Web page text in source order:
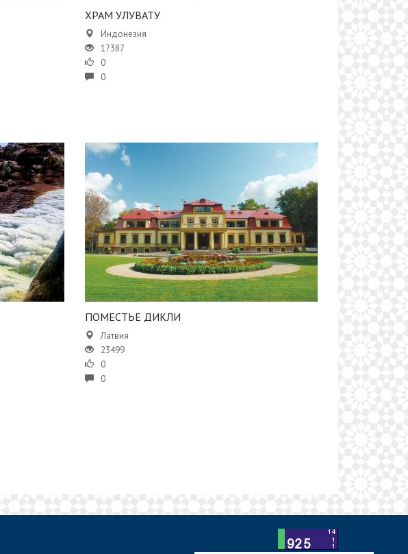
​ХРАМ УЛУВАТУ
Индонезия
17387
0
0
ПОМЕСТЬЕ ДИКЛИ
Латвия
23499
0
0